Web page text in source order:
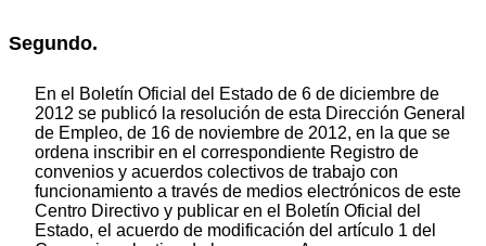
Segundo.
En el Boletín Oficial del Estado de 6 de diciembre de
2012 se publicó la resolución de esta Dirección General
de Empleo, de 16 de noviembre de 2012, en la que se
ordena inscribir en el correspondiente Registro de
convenios y acuerdos colectivos de trabajo con
funcionamiento a través de medios electrónicos de este
Centro Directivo y publicar en el Boletín Oficial del
Estado, el acuerdo de modificación del artículo 1 del